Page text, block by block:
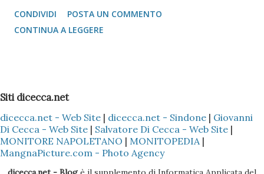
l'idea di mandare i vcard via bluetooth (come si fa con quasi
tutti i Nokia e Samsung), l'unica alternativa è quella di
Nokia PC Suite 3 - Sincronizzare solo la Rubrica
(ovviamente dipende sempre se il cellulare Nokia è il Vostro
o di un Vostro amico) del Nokia con l'Outlook, così che tutti
i dati presenti nella Rubrica siano copiati nella sezione
Contatti dell'Outlook 4 - Scaricare l'ultima versione del
CONDIVIDI
POSTA UN COMMENTO
CONTINUA A LEGGERE
Siti dicecca.net
dicecca.net - Web Site | dicecca.net - Sindone | Giovanni
Di Cecca - Web Site | Salvatore Di Cecca - Web Site |
MONITORE NAPOLETANO | MONITOPEDIA |
MangnaPicture.com - Photo Agency